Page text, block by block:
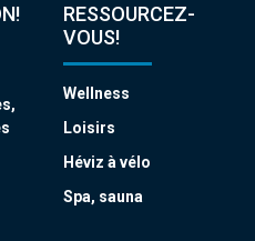
RESSOURCEZ-
VOUS!
Wellness
Loisirs
Héviz à vélo
Spa, sauna